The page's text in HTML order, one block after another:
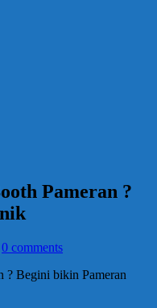
Pameran ?
0 comments